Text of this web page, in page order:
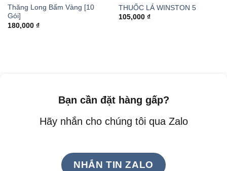
Thăng Long Bấm Vàng [10
Gói]
180,000 ₫
THUỐC LÁ WINSTON 5
105,000 ₫
Bạn cần đặt hàng gấp?
Hãy nhắn cho chúng tôi qua Zalo
NHẮN TIN ZALO